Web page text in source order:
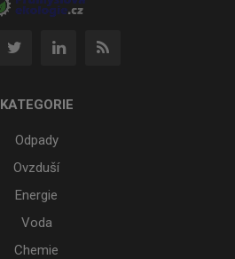
KATEGORIE
Odpady
Ovzduší
Energie
Voda
Chemie